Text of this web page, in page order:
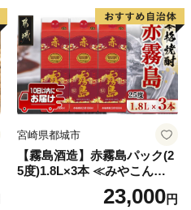
宮崎県都城市
【霧島酒造】赤霧島パック(2
5度)1.8L×3本 ≪みやこんじょ
特急便≫_23-07-K03P-1800-3
23,000円